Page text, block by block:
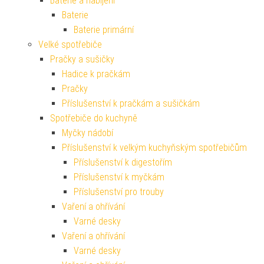
Baterie
Baterie primární
Velké spotřebiče
Pračky a sušičky
Hadice k pračkám
Pračky
Příslušenství k pračkám a sušičkám
Spotřebiče do kuchyně
Myčky nádobí
Příslušenství k velkým kuchyňským spotřebičům
Příslušenství k digestořím
Příslušenství k myčkám
Příslušenství pro trouby
Vaření a ohřívání
Varné desky
Vaření a ohřívání
Varné desky